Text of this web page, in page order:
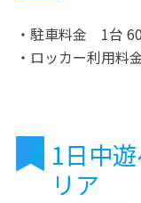
・駐車料金 1台
・ロッカー利用
1日中
リア